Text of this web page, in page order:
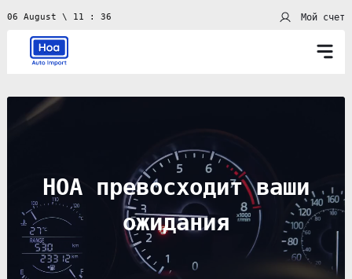
06 August \ 11 : 36 Мой счет
HOA превосходит ваши
ожидания